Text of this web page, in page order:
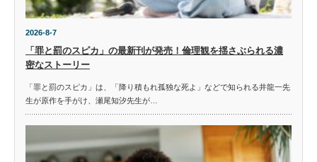
2026-8-7
「罪と罰のスピカ」の最新刊が発売！倫理観を揺さぶられる濃
密なストーリー
「罪と罰のスピカ」は、「降り積もれ孤独な死よ」などで知られる井龍一先
生が原作を手がけ、瀬尾知汐先生が…